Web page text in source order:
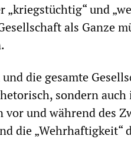
„kriegstüchtig“ und
als Ganze
die gesamte
sondern
und während des
die „Wehrhaftigkeit“